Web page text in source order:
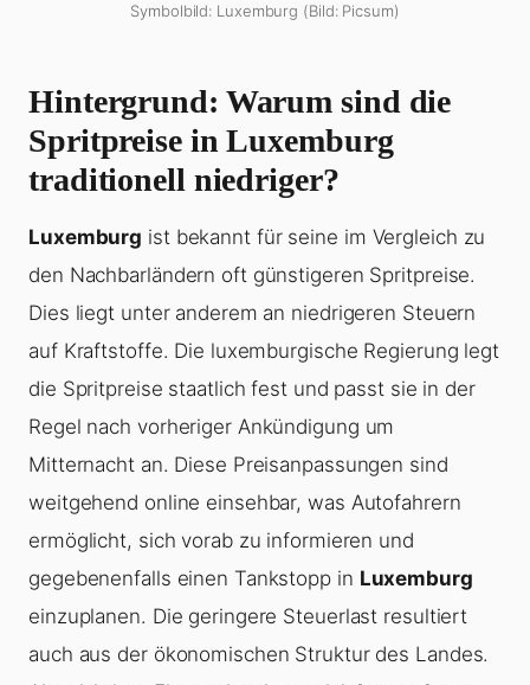
Symbolbild: Luxemburg (Bild: Picsum)
Hintergrund: Warum sind die
Spritpreise in Luxemburg
traditionell niedriger?
Luxemburg ist bekannt für seine im Vergleich zu
den Nachbarländern oft günstigeren Spritpreise.
Dies liegt unter anderem an niedrigeren Steuern
auf Kraftstoffe. Die luxemburgische Regierung legt
die Spritpreise staatlich fest und passt sie in der
Regel nach vorheriger Ankündigung um
Mitternacht an. Diese Preisanpassungen sind
weitgehend online einsehbar, was Autofahrern
ermöglicht, sich vorab zu informieren und
gegebenenfalls einen Tankstopp in Luxemburg
einzuplanen. Die geringere Steuerlast resultiert
auch aus der ökonomischen Struktur des Landes.